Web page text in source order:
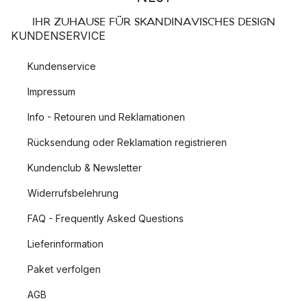
IHR ZUHAUSE FÜR SKANDINAVISCHES DESIGN
KUNDENSERVICE
Kundenservice
Impressum
Info - Retouren und Reklamationen
Rücksendung oder Reklamation registrieren
Kundenclub & Newsletter
Widerrufsbelehrung
FAQ - Frequently Asked Questions
Lieferinformation
Paket verfolgen
AGB